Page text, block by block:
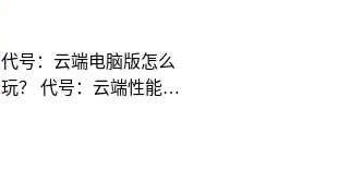
代号：云端电脑版怎么
玩？ 代号：云端性能优